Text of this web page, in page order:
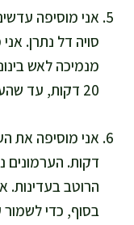
אני מוסיפה
סויה דל נתרן.
מנמיכה לאש
20 דקות, עד שהעדשים מתחילות להתרכך.
דקות. הערמונים
הרוטב בעדינות.
בסוף, כדי